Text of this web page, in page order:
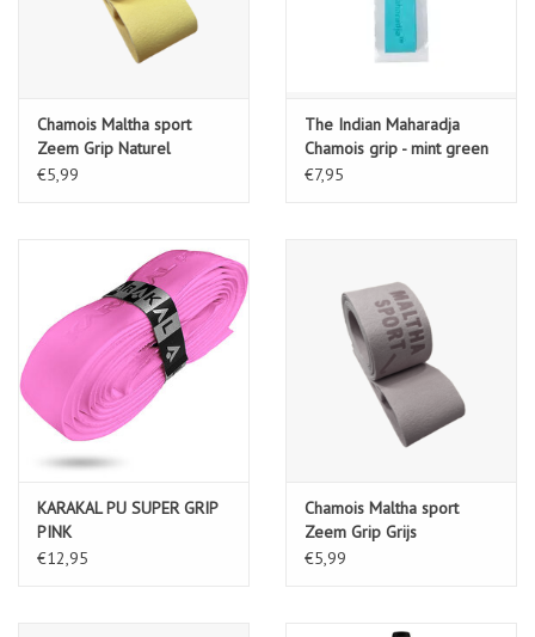
Chamois Maltha sport
Zeem Grip Naturel
€5,99
The Indian Maharadja
Chamois grip - mint green
€7,95
KARAKAL PU SUPER GRIP
PINK
€12,95
Chamois Maltha sport
Zeem Grip Grijs
€5,99